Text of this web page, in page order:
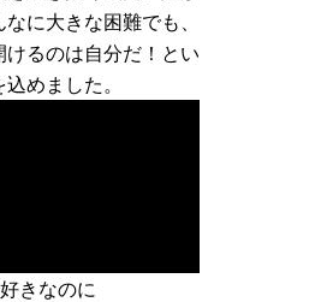
に大きな困難でも、
けるのは自分だ！とい
めました。
きなのに